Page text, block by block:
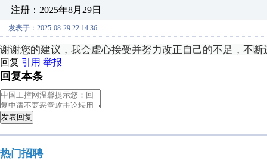
注册：2025年8月29日
发表于：2025-08-29 22:14:36
谢谢您的建议，我会虚心接受并努力改正自己的不足，不断
回复 引用 举报
回复本条
发表回复
热门招聘